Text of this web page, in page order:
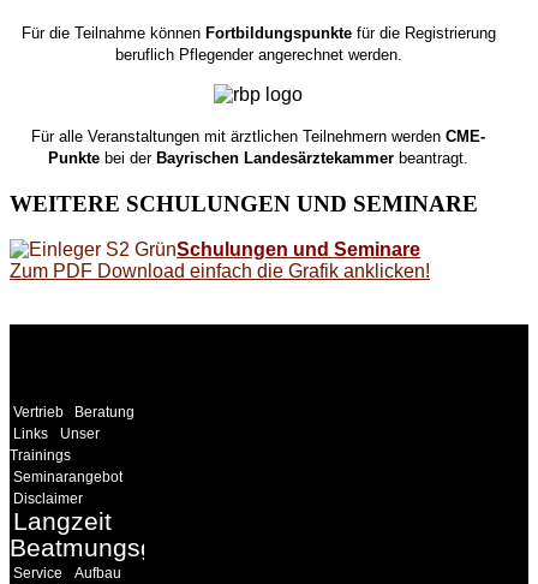
Für die Teilnahme könnenFortbildungspunktefür die Registrierung
beruflich Pflegender angerechnet werden.
Für alle Veranstaltungen mit ärztlichen Teilnehmern werdenCME-
Punkte bei derBayrischen Landesärztekammer beantragt.
WEITERE SCHULUNGEN UND SEMINARE
Schulungen und Seminare
Zum PDF Download einfach die Grafik anklicken!
Vertrieb
Beratung
Links
Unser
Trainings
Seminarangebot
Disclaimer
Langzeit
Beatmungsgeräte
Service
Aufbau